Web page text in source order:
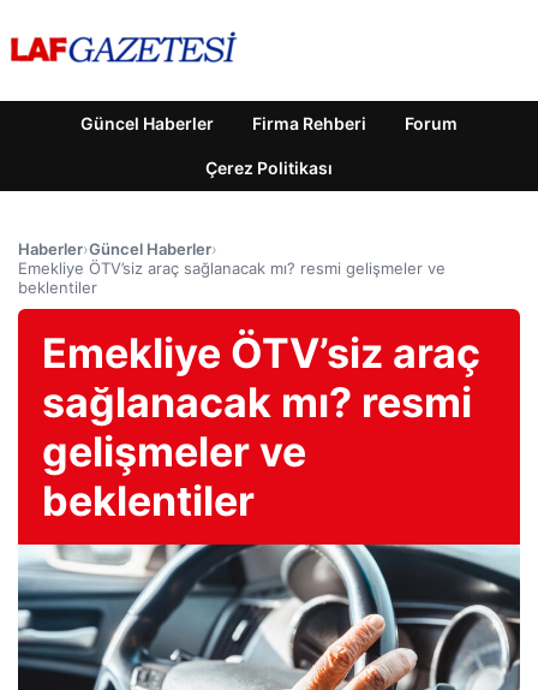
Güncel Haberler Firma Rehberi Forum
Çerez Politikası
Haberler›Güncel Haberler›
Emekliye ÖTV’siz araç sağlanacak mı? resmi gelişmeler ve
beklentiler
Emekliye ÖTV’siz araç
sağlanacak mı? resmi
gelişmeler ve
beklentiler